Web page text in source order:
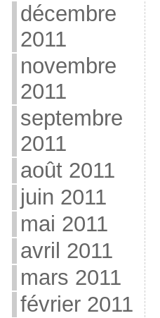
décembre
2011
novembre
2011
septembre
2011
août 2011
juin 2011
mai 2011
avril 2011
mars 2011
février 2011